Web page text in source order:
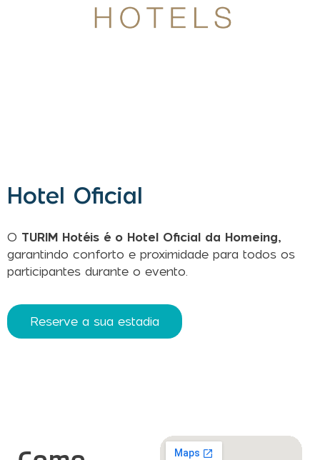
Hotel Oficial
O TURIM Hotéis é o Hotel Oficial da Homeing,
garantindo conforto e proximidade para todos os
participantes durante o evento.
Reserve a sua estadia